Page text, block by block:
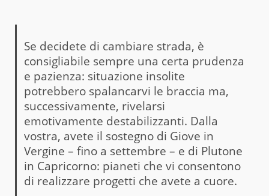
Se decidete di cambiare strada, è
consigliabile sempre una certa prudenza
e pazienza: situazione insolite
potrebbero spalancarvi le braccia ma,
successivamente, rivelarsi
emotivamente destabilizzanti. Dalla
vostra, avete il sostegno di Giove in
Vergine – fino a settembre – e di Plutone
in Capricorno: pianeti che vi consentono
di realizzare progetti che avete a cuore.